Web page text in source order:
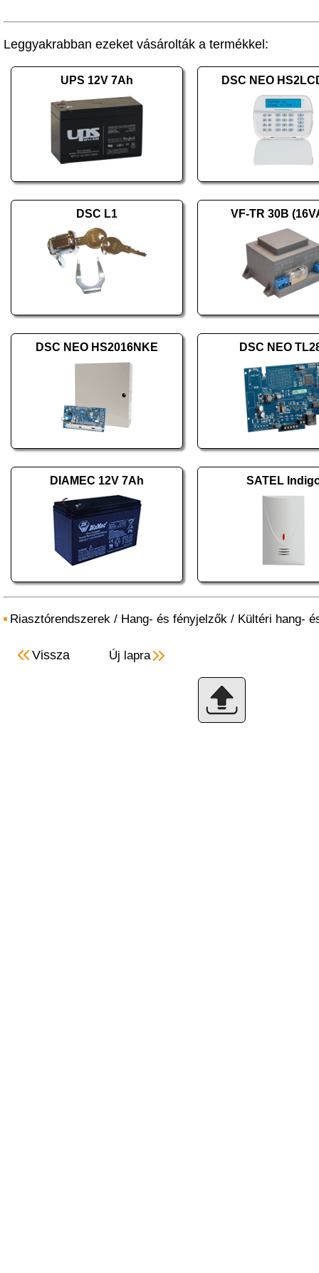
Leggyakrabban ezeket vásárolták a termékkel:
UPS 12V 7Ah DSC NEO
DSC L1 VF-TR 30B
DSC NEO HS2016NKE DSC NEO
DIAMEC 12V 7Ah SATEL
Riasztórendszerek / Hang- és fényjelzők / Kültéri hang-
Vissza Új lapra